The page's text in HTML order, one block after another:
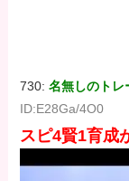
730:名無しのトレ
ID:E28Ga/4O0
スピ4賢1育成